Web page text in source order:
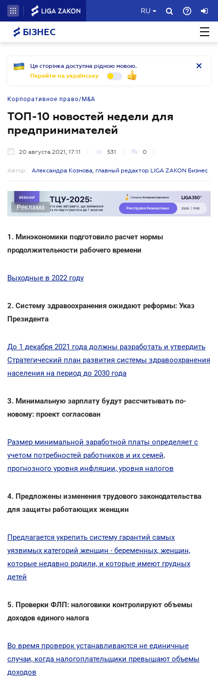
RU
БІЗНЕС
Ця сторінка доступна рідною мовою.
Перейти на українську
Корпоративное право/M&A
ТОП-10 новостей недели для
предпринимателей
20 августа 2021, 17:11 531 0
Автор: Александра Кознова, главный редактор LIGA ZAKON Бизнес
Реклама
1. Минэкономики подготовило расчет нормы
продолжительности рабочего времени
Выходные в 2022 году
2. Систему здравоохранения ожидают реформы: Указ
Президента
До 1 декабря 2021 года должны разработать и утвердить
Стратегический план развития системы здравоохранения
населения на период до 2030 года
3. Минимальную зарплату будут рассчитывать по-
новому: проект согласован
Размер минимальной заработной платы определяет с
учетом потребностей работников и их семей,
прогнозного уровня инфляции, уровня налогов
4. Предложены изменения трудового законодательства
для защиты работающих женщин
Предлагается укрепить систему гарантий самых
уязвимых категорий женщин - беременных, женщин,
которые недавно родили, и которые имеют грудных
детей
5. Проверки ФЛП: налоговики контролируют объемы
доходов единого налога
Во время проверок устанавливаются не единичные
случаи, когда налогоплательщики превышают объемы
доходов